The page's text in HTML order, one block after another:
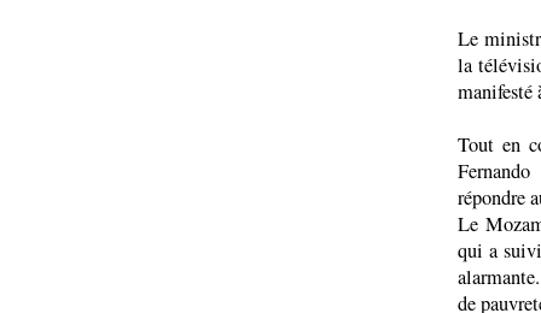
Le
la
manifesté
Tout en
répondre
Le
qui a
de